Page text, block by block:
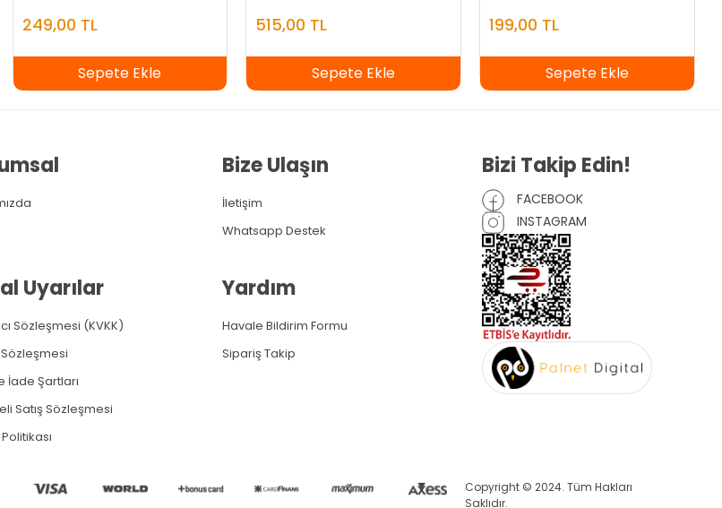
249,00 TL
Sepete Ekle
515,00 TL
Sepete Ekle
199,00 TL
Sepete Ekle
Uyarılar
Sözleşmesi (KVKK)
İade Şartları
Satış Sözleşmesi
Bize Ulaşın
İletişim
Whatsapp Destek
Yardım
Havale Bildirim Formu
Sipariş Takip
Bizi Takip Edin!
FACEBOOK
INSTAGRAM
Copyright © 2024. Tüm Hakları
Saklıdır.